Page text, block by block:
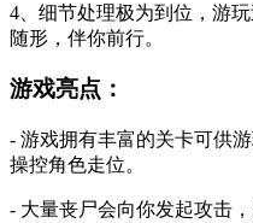
4、细节处理极为到位，游
随形，伴你前行。
游戏亮点：
- 游戏拥有丰富的关卡可供
操控角色走位。
- 大量丧尸会向你发起攻击